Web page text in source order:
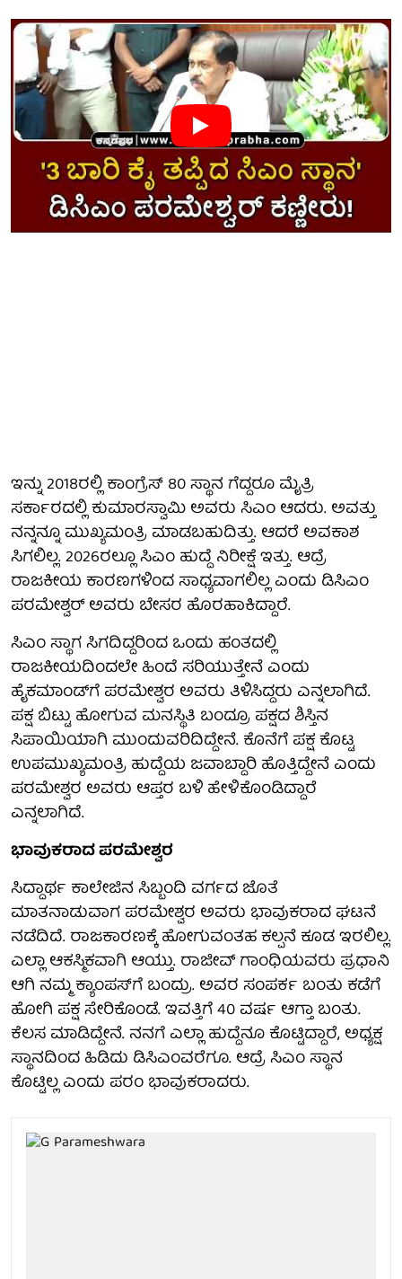
ಇನ್ನು 2018ರಲ್ಲಿ ಕಾಂಗ್ರೆಸ್ 80 ಸ್ಥಾನ ಗೆದ್ದರೂ ಮೈತ್ರಿ
ಸರ್ಕಾರದಲ್ಲಿ ಕುಮಾರಸ್ವಾಮಿ ಅವರು ಸಿಎಂ ಆದರು. ಅವತ್ತು
ನನ್ನನ್ನೂ ಮುಖ್ಯಮಂತ್ರಿ ಮಾಡಬಹುದಿತ್ತು. ಆದರೆ ಅವಕಾಶ
ಸಿಗಲಿಲ್ಲ. 2026ರಲ್ಲೂ ಸಿಎಂ ಹುದ್ದೆ ನಿರೀಕ್ಷೆ ಇತ್ತು. ಆದ್ರೆ
ರಾಜಕೀಯ ಕಾರಣಗಳಿಂದ ಸಾಧ್ಯವಾಗಲಿಲ್ಲ ಎಂದು ಡಿಸಿಎಂ
ಪರಮೇಶ್ವರ್ ಅವರು ಬೇಸರ ಹೊರಹಾಕಿದ್ದಾರೆ.
ಸಿಎಂ ಸ್ಥಾಗ ಸಿಗದಿದ್ದರಿಂದ ಒಂದು ಹಂತದಲ್ಲಿ
ರಾಜಕೀಯದಿಂದಲೇ ಹಿಂದೆ ಸರಿಯುತ್ತೇನೆ ಎಂದು
ಹೈಕಮಾಂಡ್‌ಗೆ ಪರಮೇಶ್ವರ ಅವರು ತಿಳಿಸಿದ್ದರು ಎನ್ನಲಾಗಿದೆ.
ಪಕ್ಷ ಬಿಟ್ಟು ಹೋಗುವ ಮನಸ್ಥಿತಿ ಬಂದ್ರೂ ಪಕ್ಷದ ಶಿಸ್ತಿನ
ಸಿಪಾಯಿಯಾಗಿ ಮುಂದುವರಿದಿದ್ದೇನೆ. ಕೊನೆಗೆ ಪಕ್ಷ ಕೊಟ್ಟ
ಉಪಮುಖ್ಯಮಂತ್ರಿ ಹುದ್ದೆಯ ಜವಾಬ್ದಾರಿ ಹೊತ್ತಿದ್ದೇನೆ ಎಂದು
ಪರಮೇಶ್ವರ ಅವರು ಆಪ್ತರ ಬಳಿ ಹೇಳಿಕೊಂಡಿದ್ದಾರೆ
ಎನ್ನಲಾಗಿದೆ.
ಭಾವುಕರಾದ ಪರಮೇಶ್ವರ
ಸಿದ್ದಾರ್ಥ ಕಾಲೇಜಿನ ಸಿಬ್ಬಂದಿ ವರ್ಗದ ಜೊತೆ
ಮಾತನಾಡುವಾಗ ಪರಮೇಶ್ವರ ಅವರು​ ಭಾವುಕರಾದ ಘಟನೆ
ನಡೆದಿದೆ. ರಾಜಕಾರಣಕ್ಕೆ ಹೋಗುವಂತ‌ಹ ಕಲ್ಪನೆ ಕೂಡ ಇರಲಿಲ್ಲ.
ಎಲ್ಲಾ ಆಕಸ್ಮಿಕವಾಗಿ ಆಯ್ತು. ರಾಜೀವ್ ಗಾಂಧಿಯವರು ಪ್ರಧಾನಿ
ಆಗಿ ನಮ್ಮ‌ ಕ್ಯಾಂಪಸ್​ಗೆ ಬಂದ್ರು. ಅವರ ಸಂಪರ್ಕ ಬಂತು ಕಡೆಗೆ
ಹೋಗಿ ಪಕ್ಷ ಸೇರಿಕೊಂಡೆ. ಇವತ್ತಿಗೆ 40 ವರ್ಷ ಆಗ್ತಾ ಬಂತು.
ಕೆಲಸ ಮಾಡಿದ್ದೇನೆ. ನನಗೆ ಎಲ್ಲಾ ಹುದ್ದೆನೂ ಕೊಟ್ಟಿದ್ದಾರೆ, ಅಧ್ಯಕ್ಷ
ಸ್ಥಾನದಿಂದ ಹಿಡಿದು ಡಿಸಿಎಂವರೆಗೂ. ಆದ್ರೆ ಸಿಎಂ ಸ್ಥಾನ
ಕೊಟ್ಟಿಲ್ಲ ಎಂದು ಪರಂ ಭಾವುಕರಾದರು.